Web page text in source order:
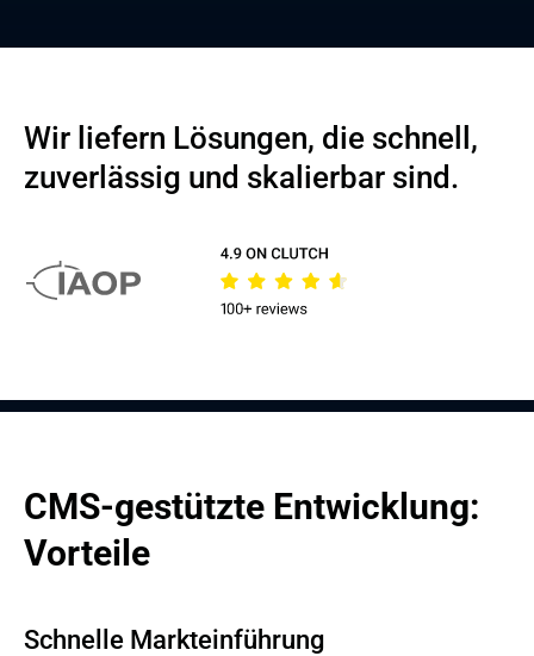
Wir liefern Lösungen, die schnell,
zuverlässig und skalierbar sind.
CMS-gestützte Entwicklung:
Vorteile
Schnelle Markteinführung